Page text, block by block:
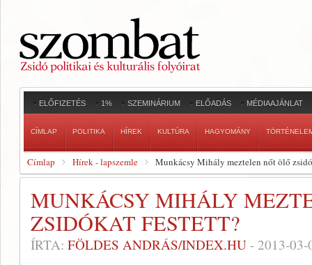
ELŐFIZETÉS 1% SZEMINÁRIUM ELŐADÁS MÉDIAAJÁNLAT
CÍMLAP POLITIKA HÍREK KULTÚRA HAGYOMÁNY
Címlap Hírek - lapszemle Munkácsy Mihály meztelen nőt ölő
MUNKÁCSY MIHÁLY
ZSIDÓKAT FESTETT?
ÍRTA: FÖLDES ANDRÁS/INDEX.HU - 2013-03-